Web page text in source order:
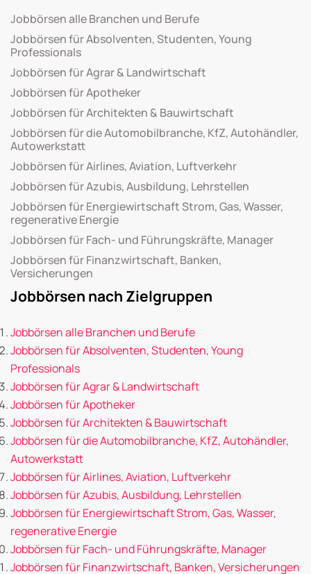
Jobbörsen alle Branchen und Berufe
Jobbörsen für Absolventen, Studenten, Young
Professionals
Jobbörsen für Agrar & Landwirtschaft
Jobbörsen für Apotheker
Jobbörsen für Architekten & Bauwirtschaft
Jobbörsen für die Automobilbranche, KfZ, Autohändler,
Autowerkstatt
Jobbörsen für Airlines, Aviation, Luftverkehr
Jobbörsen für Azubis, Ausbildung, Lehrstellen
Jobbörsen für Energiewirtschaft Strom, Gas, Wasser,
regenerative Energie
Jobbörsen für Fach- und Führungskräfte, Manager
Jobbörsen für Finanzwirtschaft, Banken,
Versicherungen
Jobbörsen nach Zielgruppen
Jobbörsen alle Branchen und Berufe
Jobbörsen für Absolventen, Studenten, Young
Professionals
Jobbörsen für Agrar & Landwirtschaft
Jobbörsen für Apotheker
Jobbörsen für Architekten & Bauwirtschaft
Jobbörsen für die Automobilbranche, KfZ, Autohändler,
Autowerkstatt
Jobbörsen für Airlines, Aviation, Luftverkehr
Jobbörsen für Azubis, Ausbildung, Lehrstellen
Jobbörsen für Energiewirtschaft Strom, Gas, Wasser,
regenerative Energie
Jobbörsen für Fach- und Führungskräfte, Manager
Jobbörsen für Finanzwirtschaft, Banken, Versicherungen